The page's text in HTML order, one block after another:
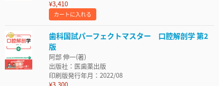
¥3,410
カートに入れる
歯科国試パーフェクトマスター 口腔解剖学 第2
版
阿部 伸一(著)
出版社：医歯薬出版
印刷版発行年月：2022/08